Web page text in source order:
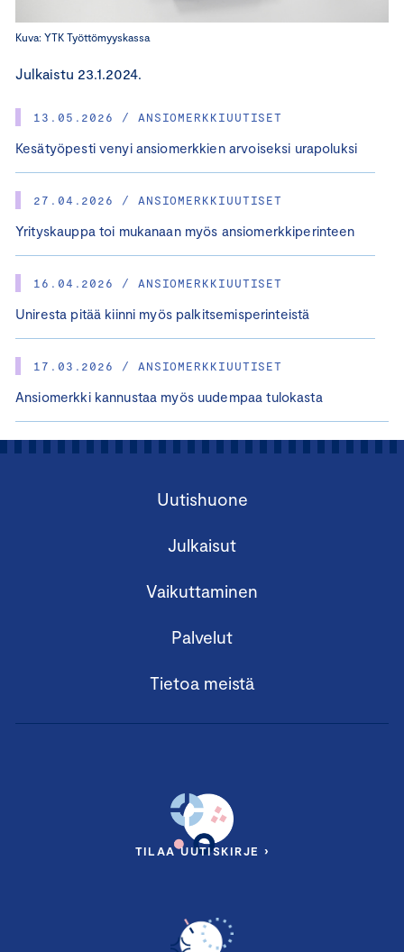
Julkaistu 23.1.2024.
13.05.2026 / ANSIOMERKKIUUTISET
Kesätyöpesti venyi ansiomerkkien arvoiseksi urapoluksi
27.04.2026 / ANSIOMERKKIUUTISET
Yrityskauppa toi mukanaan myös ansiomerkkiperinteen
16.04.2026 / ANSIOMERKKIUUTISET
Uniresta pitää kiinni myös palkitsemisperinteistä
17.03.2026 / ANSIOMERKKIUUTISET
Ansiomerkki kannustaa myös uudempaa tulokasta
Kuva: YTK Työttömyyskassa
Uutishuone
Julkaisut
Vaikuttaminen
Palvelut
Tietoa meistä
TILAA UUTISKIRJE ›